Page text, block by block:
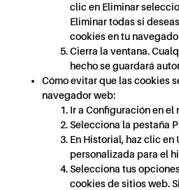
clic en Eliminar
Eliminar todas si
cookies en tu
Cierra la ventana.
hecho se guardará
Cómo evitar que las cookies
navegador web:
Ir a Configuración en el
Selecciona la pestaña
En Historial, haz clic
personalizada para el
Selecciona tus
cookies de sitios web.